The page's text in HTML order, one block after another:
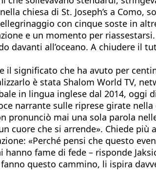
chiesa di St. Joseph’s a Como,
con cinque soste in
e un momento per
davanti all’oceano. A chiudere il
il significato che ha avuto per
è stata Shalom World TV,
in lingua inglese dal 2014,
narrante sulle riprese girate
pronunciò mai una sola parola
che si arrende». Chiede più
«Perché pensi che questo
fame di fede – risponde
questo cammino, li ispira